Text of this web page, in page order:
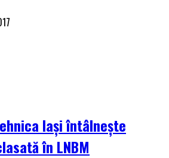
Iași întâlnește
în LNBM